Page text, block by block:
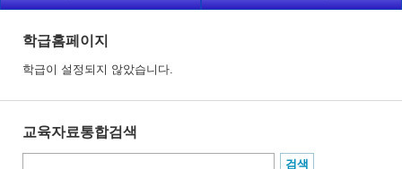
학급홈페이지
학급이 설정되지 않았습니다.
교육자료통합검색